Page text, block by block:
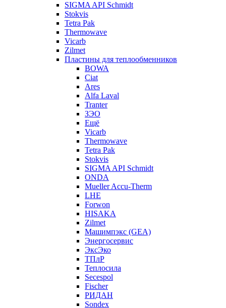
SIGMA API Schmidt
Stokvis
Tetra Pak
Thermowave
Vicarb
Zilmet
Пластины для теплообменников
BOWA
Ciat
Ares
Alfa Laval
Tranter
ЗЭО
Ещё
Vicarb
Thermowave
Tetra Pak
Stokvis
SIGMA API Schmidt
ONDA
Mueller Accu-Therm
LHE
Forwon
HISAKA
Zilmet
Машимпэкс (GEA)
Энергосервис
ЭксЭко
ТПлР
Теплосила
Secespol
Fischer
РИДАН
Sondex